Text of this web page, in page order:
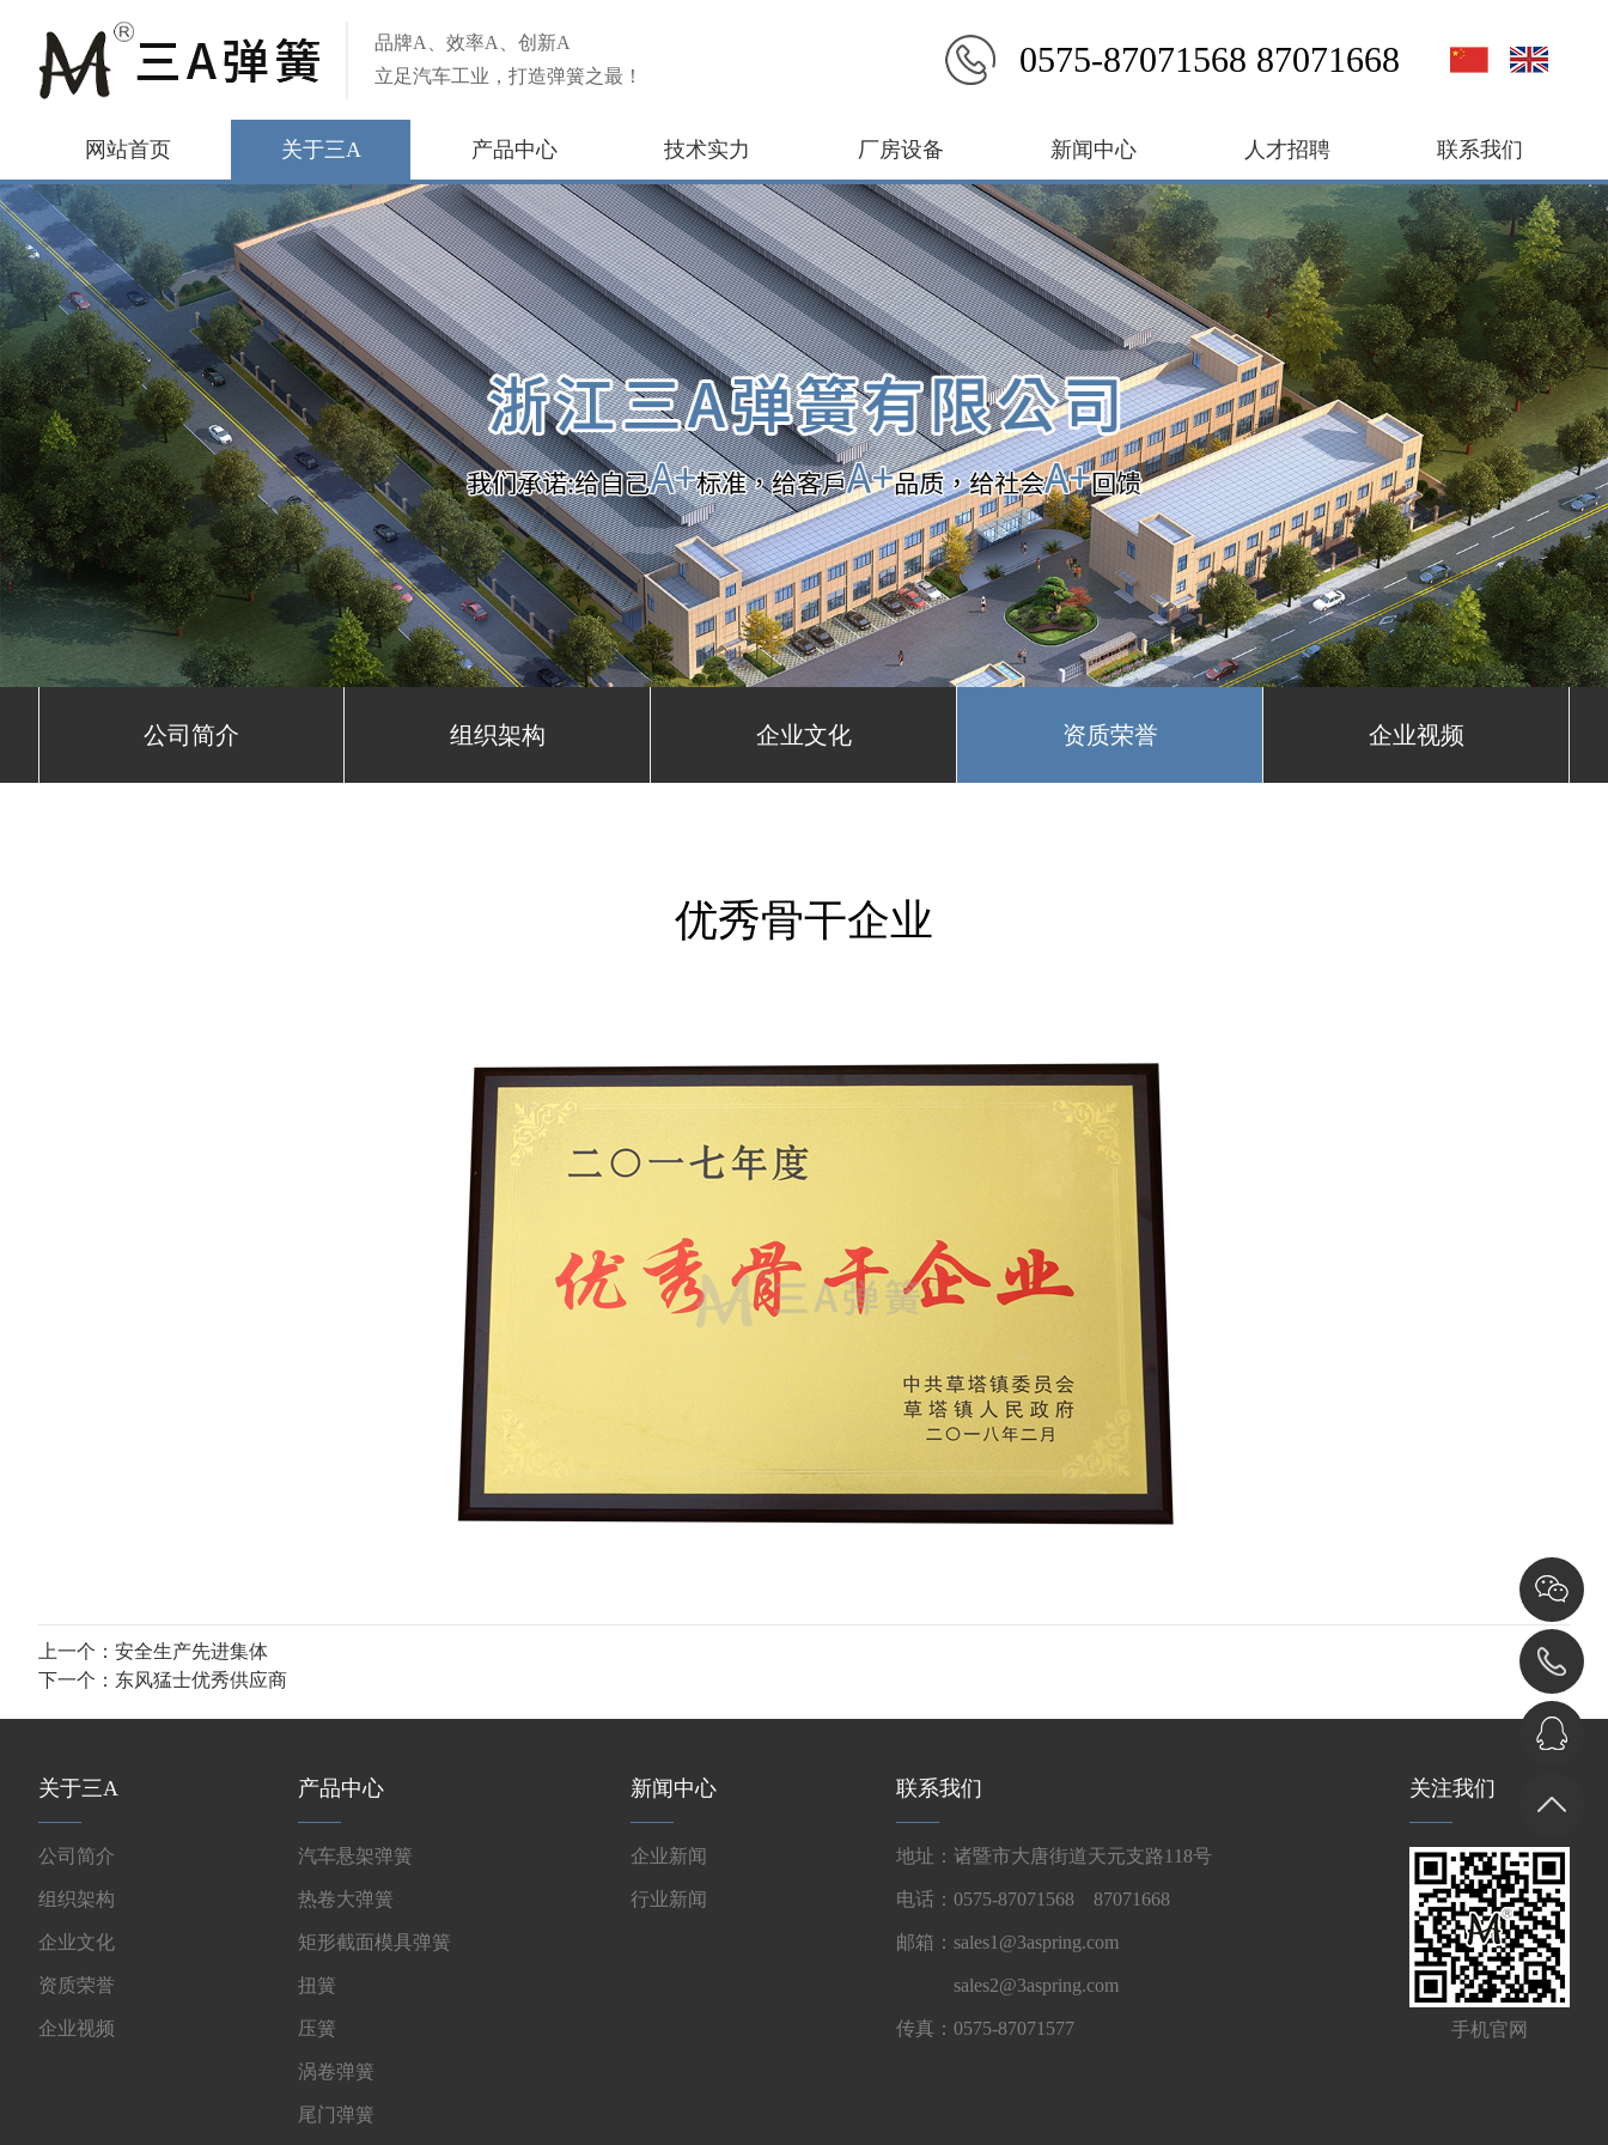
品牌A、效率A、创新A
立足汽车工业，打造弹簧之最！
0575-87071568 87071668
网站首页 关于三A 产品中心 技术实力 厂房设备 新闻中心 人才招聘 联系我们
公司简介 组织架构 企业文化 资质荣誉 企业视频
优秀骨干企业
上一个： 安全生产先进集体
下一个： 东风猛士优秀供应商
关于三A
公司简介
组织架构
企业文化
资质荣誉
企业视频
产品中心
汽车悬架弹簧
热卷大弹簧
矩形截面模具弹簧
扭簧
压簧
涡卷弹簧
尾门弹簧
新闻中心
企业新闻
行业新闻
联系我们
地址：诸暨市大唐街道天元支路118号
电话：0575-87071568 87071668
邮箱：sales1@3aspring.com
sales2@3aspring.com
传真：0575-87071577
关注我们
手机官网